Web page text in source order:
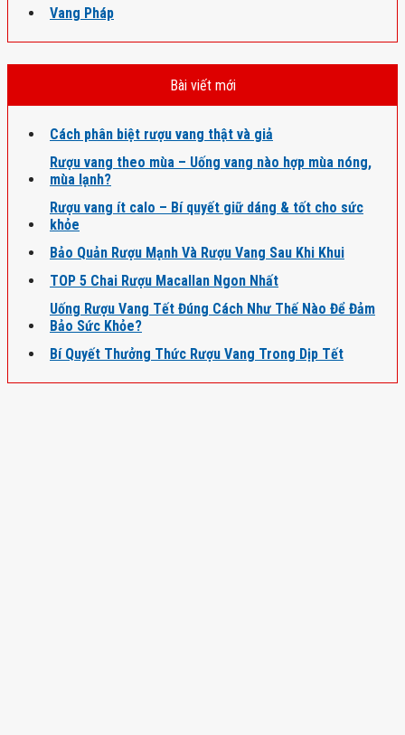
Vang Pháp
Bài viết mới
Cách phân biệt rượu vang thật và giả
Rượu vang theo mùa – Uống vang nào hợp mùa nóng,
mùa lạnh?
Rượu vang ít calo – Bí quyết giữ dáng & tốt cho sức
khỏe
Bảo Quản Rượu Mạnh Và Rượu Vang Sau Khi Khui
TOP 5 Chai Rượu Macallan Ngon Nhất
Uống Rượu Vang Tết Đúng Cách Như Thế Nào Để Đảm
Bảo Sức Khỏe?
Bí Quyết Thưởng Thức Rượu Vang Trong Dịp Tết